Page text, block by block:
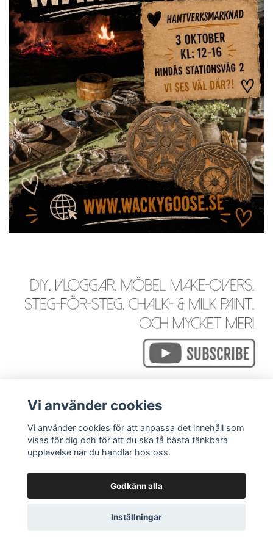
Läs mer
© 2026 WackyGoose - Rustik, Vintage, Industriell & Bohemi
Vi använder cookies
Vi använder cookies för att anpassa det innehåll som
visas för dig och för att du ska få bästa tänkbara
upplevelse när du handlar hos oss.
Godkänn alla
Inställningar